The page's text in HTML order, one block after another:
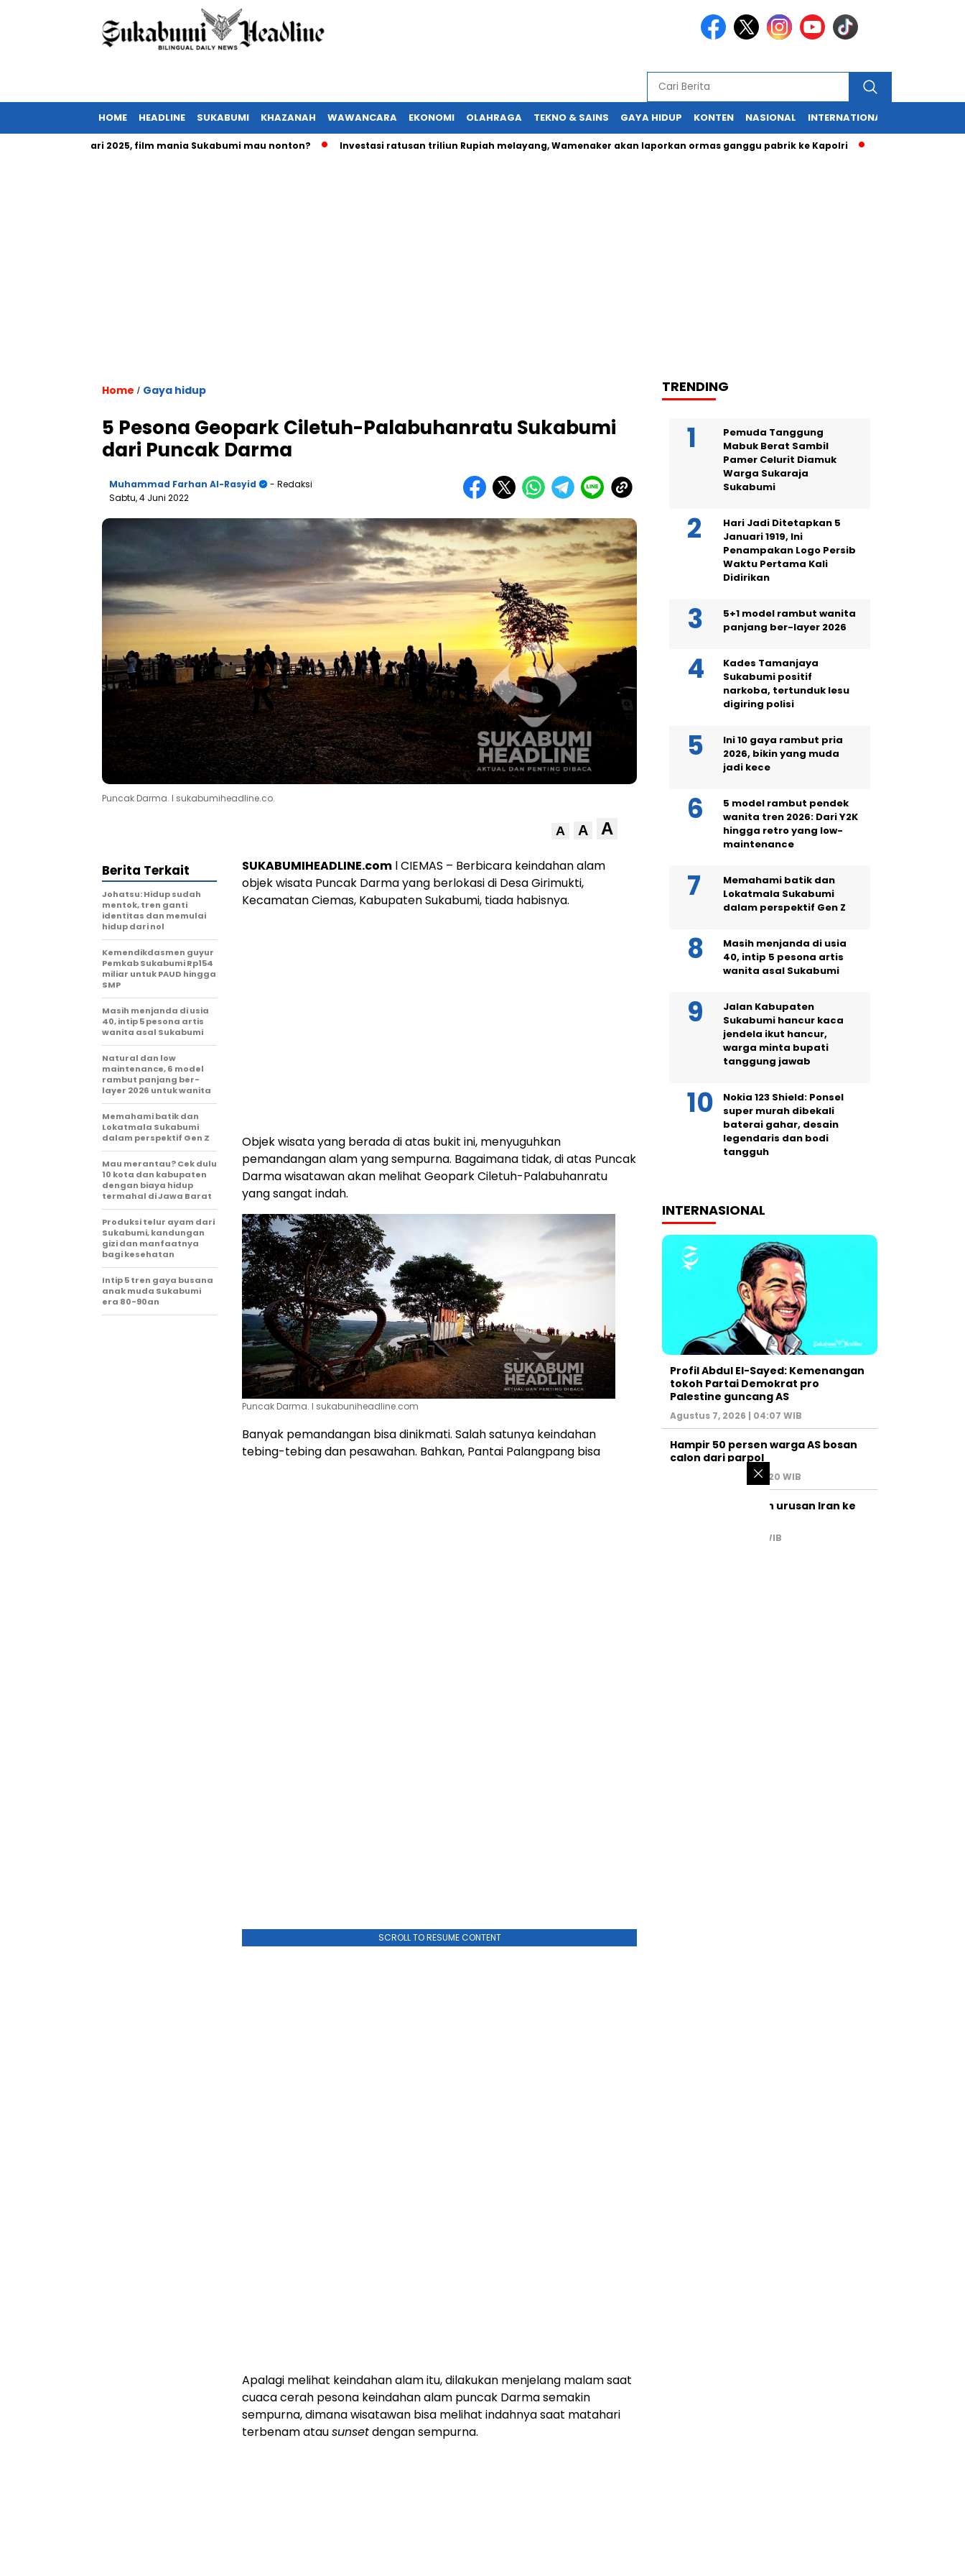
HOME HEADLINE SUKABUMI KHAZANAH WAWANCARA EKONOMI OLAHRAGA TEKNO & SAINS GAYA HIDUP KONTEN NASIONAL INTERNATIONAL
Februari 2025, film mania Sukabumi mau nonton? Investasi ratusan triliun Rupiah melayang, Wamenaker akan laporkan ormas ganggu pabrik ke Kapolri Cabup dan Cawali
Home / Gaya hidup
5 Pesona Geopark Ciletuh-Palabuhanratu Sukabumi
dari Puncak Darma
Muhammad Farhan Al-Rasyid
- Redaksi
Sabtu, 4 Juni 2022
Puncak Darma. l sukabumiheadline.co.
A A A
SUKABUMIHEADLINE.com l CIEMAS – Berbicara keindahan alam
objek wisata Puncak Darma yang berlokasi di Desa Girimukti,
Kecamatan Ciemas, Kabupaten Sukabumi, tiada habisnya.
Objek wisata yang berada di atas bukit ini, menyuguhkan
pemandangan alam yang sempurna. Bagaimana tidak, di atas Puncak
Darma wisatawan akan melihat Geopark Ciletuh-Palabuhanratu
yang sangat indah.
Puncak Darma. l sukabuniheadline.com
Banyak pemandangan bisa dinikmati. Salah satunya keindahan
tebing-tebing dan pesawahan. Bahkan, Pantai Palangpang bisa
SCROLL TO RESUME CONTENT
Apalagi melihat keindahan alam itu, dilakukan menjelang malam saat
cuaca cerah pesona keindahan alam puncak Darma semakin
sempurna, dimana wisatawan bisa melihat indahnya saat matahari
terbenam atausunsetdengan sempurna.
Berita Terkait
Johatsu: Hidup sudah
mentok, tren ganti
identitas dan memulai
hidup dari nol
Kemendikdasmen guyur
Pemkab Sukabumi Rp154
miliar untuk PAUD hingga
SMP
Masih menjanda di usia
40, intip 5 pesona artis
wanita asal Sukabumi
Natural dan low
maintenance, 6 model
rambut panjang ber-
layer 2026 untuk wanita
Memahami batik dan
Lokatmala Sukabumi
dalam perspektif Gen Z
Mau merantau? Cek dulu
10 kota dan kabupaten
dengan biaya hidup
termahal di Jawa Barat
Produksi telur ayam dari
Sukabumi, kandungan
gizi dan manfaatnya
bagi kesehatan
Intip 5 tren gaya busana
anak muda Sukabumi
era 80-90an
TRENDING
Pemuda Tanggung
Mabuk Berat Sambil
Pamer Celurit Diamuk
Warga Sukaraja
Sukabumi
Hari Jadi Ditetapkan 5
Januari 1919, Ini
Penampakan Logo Persib
Waktu Pertama Kali
Didirikan
5+1 model rambut wanita
panjang ber-layer 2026
Kades Tamanjaya
Sukabumi positif
narkoba, tertunduk lesu
digiring polisi
Ini 10 gaya rambut pria
2026, bikin yang muda
jadi kece
5 model rambut pendek
wanita tren 2026: Dari Y2K
hingga retro yang low-
maintenance
Memahami batik dan
Lokatmala Sukabumi
dalam perspektif Gen Z
Masih menjanda di usia
40, intip 5 pesona artis
wanita asal Sukabumi
Jalan Kabupaten
Sukabumi hancur kaca
jendela ikut hancur,
warga minta bupati
tanggung jawab
Nokia 123 Shield: Ponsel
super murah dibekali
baterai gahar, desain
legendaris dan bodi
tangguh
INTERNASIONAL
Profil Abdul El-Sayed: Kemenangan
tokoh Partai Demokrat pro
Palestine guncang AS
Agustus 7, 2026 | 04:07 WIB
Hampir 50 persen warga AS bosan
calon dari parpol
Agustus 6, 2026 | 07:20 WIB
PM Israel serahkan urusan Iran ke
Juli 31, 2026 | 02:47 WIB